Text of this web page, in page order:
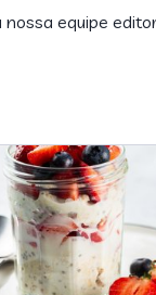
equipe